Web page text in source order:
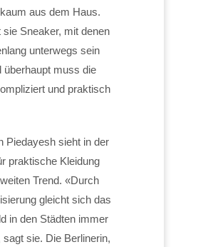
aus dem Haus.
sie Sneaker, mit denen
unterwegs sein
überhaupt muss die
und praktisch
Piedayesh sieht in der
praktische Kleidung
Trend. «Durch
gleicht sich das
in den Städten immer
sagt sie. Die Berlinerin,